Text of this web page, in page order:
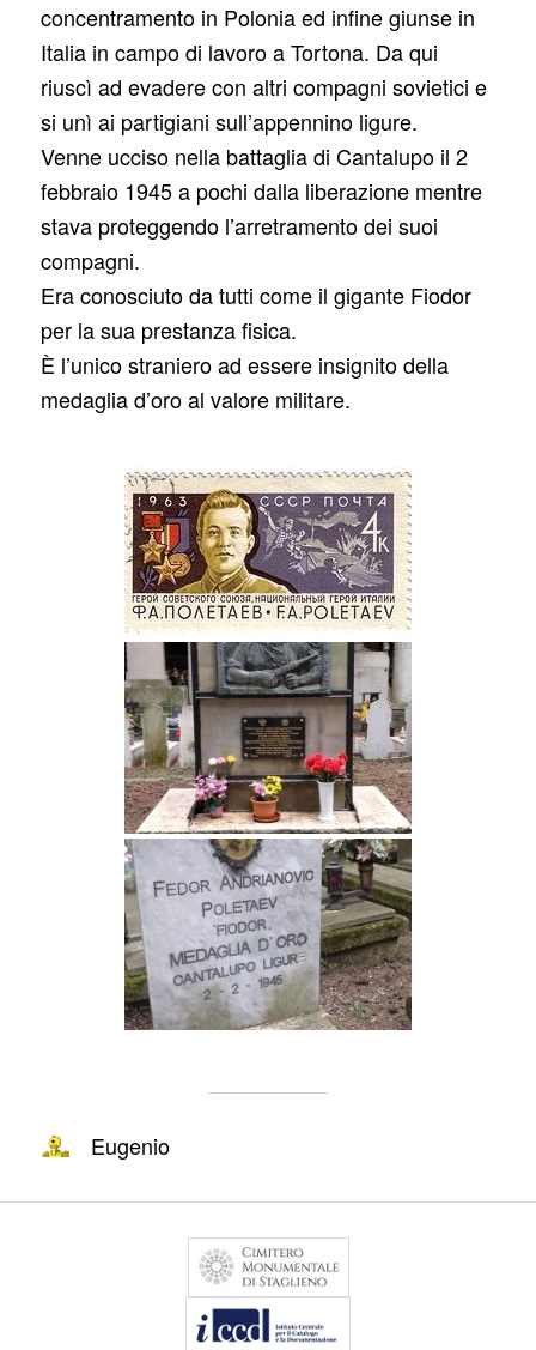
concentramento in Polonia ed infine giunse in
Italia in campo di lavoro a Tortona. Da qui
riuscì ad evadere con altri compagni sovietici e
si unì ai partigiani sull’appennino ligure.
Venne ucciso nella battaglia di Cantalupo il 2
febbraio 1945 a pochi dalla liberazione mentre
stava proteggendo l’arretramento dei suoi
compagni.
Era conosciuto da tutti come il gigante Fiodor
per la sua prestanza fisica.
È l’unico straniero ad essere insignito della
medaglia d’oro al valore militare.
Eugenio